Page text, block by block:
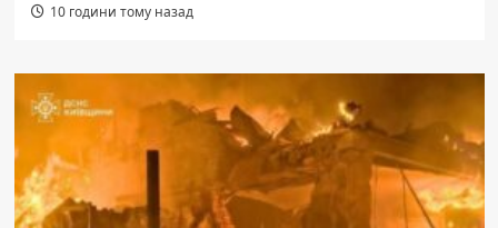
10 години тому назад